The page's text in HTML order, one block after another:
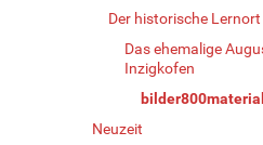
Der historische
Das ehemalige
Inzigkofen
Neuzeit